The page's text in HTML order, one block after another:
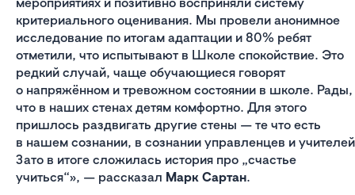
критериального оценивания. Мы провели анонимное
исследование по итогам адаптации и 80% ребят
отметили, что испытывают в Школе спокойствие. Это
редкий случай, чаще обучающиеся говорят
о напряжённом и тревожном состоянии в школе. Рады,
что в наших стенах детям комфортно. Для этого
пришлось раздвигать другие стены — те что есть
в нашем сознании, в сознании управленцев и
Зато в итоге сложилась история про „счастье
учиться“», — рассказал Марк Сартан.